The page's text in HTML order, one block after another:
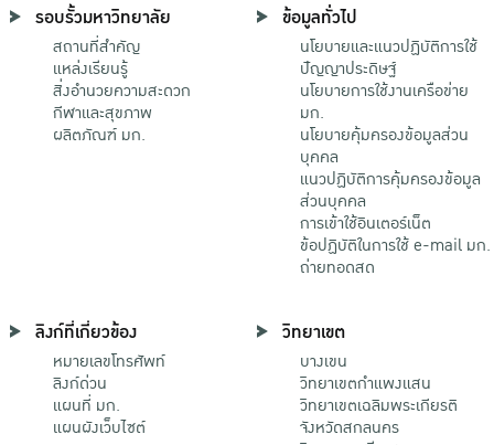
รอบรั้วมหาวิทยาลัย
สถานที่สำคัญ
แหล่งเรียนรู้
สิ่งอำนวยความสะดวก
กีฬาและสุขภาพ
ผลิตภัณฑ์ มก.
ข้อมูลทั่วไป
นโยบายและแนวปฏิบัติการใช้
ปัญญาประดิษฐ์
นโยบายการใช้งานเครือข่าย
มก.
นโยบายคุ้มครองข้อมูลส่วน
บุคคล
แนวปฏิบัติการคุ้มครองข้อมูล
ส่วนบุคคล
การเข้าใช้อินเตอร์เน็ต
ข้อปฏิบัติในการใช้ e-mail มก.
ถ่ายทอดสด
ลิงก์ที่เกี่ยวข้อง
หมายเลขโทรศัพท์
ลิงก์ด่วน
แผนที่ มก.
แผนผังเว็บไซต์
วิทยาเขต
บางเขน
วิทยาเขตกําแพงแสน
วิทยาเขตเฉลิมพระเกียรติ
จังหวัดสกลนคร